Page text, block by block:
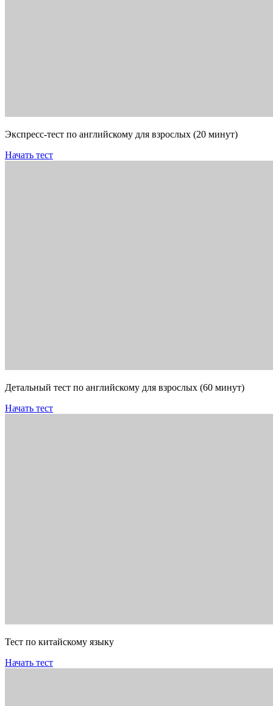
Экспресс-тест по английскому для взрослых (20 минут)
Начать тест
Детальный тест по английскому для взрослых (60 минут)
Начать тест
Тест по китайскому языку
Начать тест